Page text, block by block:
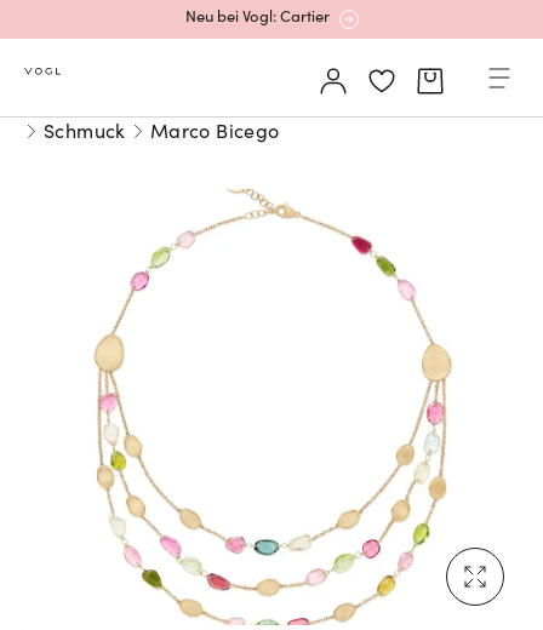
Neu bei Vogl: Cartier
Mehr erfahren: Ikonische Uhren von Cartier
Rolex Certified Pre-Owned entdecken
Mehr erfahren: Ikonische Uhren von Cartier
Schmuck Marco Bicego